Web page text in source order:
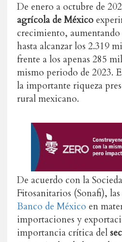
De enero a octubre de
agrícola de México
crecimiento, aumentando
hasta alcanzar los 2.319
frente a los apenas 285
mismo periodo de 2023.
la importante riqueza
rural mexicano.
De acuerdo con la
Fitosanitarios (Sonafi),
Banco de México en
importaciones y
importancia crítica del